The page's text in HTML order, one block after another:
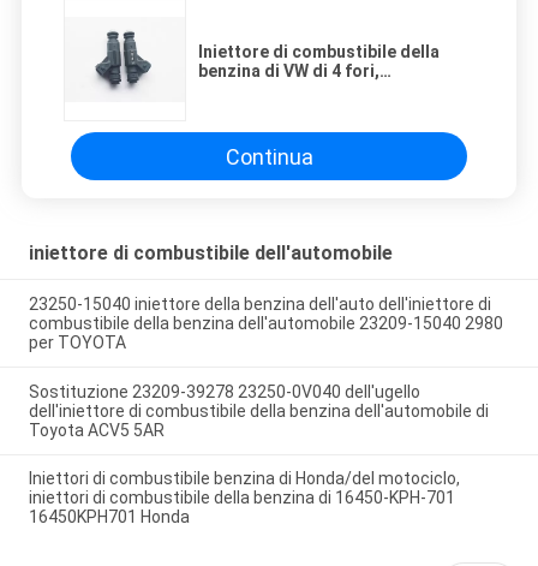
Iniettore di combustibile della
benzina di VW di 4 fori,
della benzina di Skoda
Continua
iniettore di combustibile dell'automobile
23250-15040 iniettore della benzina dell'auto dell'iniettore di
combustibile della benzina dell'automobile 23209-15040 2980
per TOYOTA
Sostituzione 23209-39278 23250-0V040 dell'ugello
dell'iniettore di combustibile della benzina dell'automobile di
Toyota ACV5 5AR
Iniettori di combustibile benzina di Honda/del motociclo,
iniettori di combustibile della benzina di 16450-KPH-701
16450KPH701 Honda